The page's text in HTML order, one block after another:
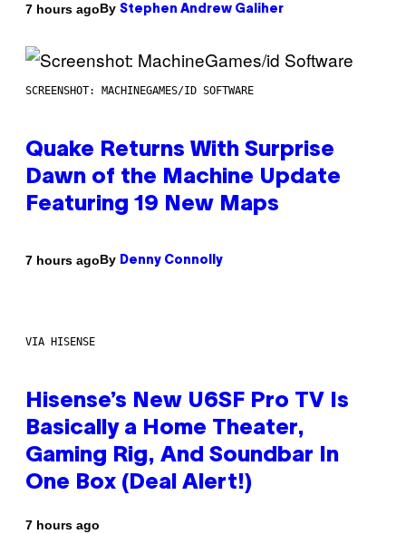
7 hours agoBy Stephen Andrew Galiher
SCREENSHOT: MACHINEGAMES/ID SOFTWARE
Quake Returns With Surprise
Dawn of the Machine Update
Featuring 19 New Maps
7 hours agoBy Denny Connolly
VIA HISENSE
Hisense’s New U6SF Pro TV Is
Basically a Home Theater,
Gaming Rig, And Soundbar In
One Box (Deal Alert!)
7 hours ago